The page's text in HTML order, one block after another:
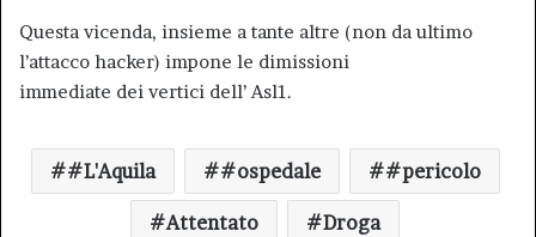
Questa vicenda, insieme a tante altre (non da ultimo
l’attacco hacker) impone le dimissioni
immediate dei vertici dell’ Asl1.
#L'Aquila #ospedale #pericolo
Attentato Droga